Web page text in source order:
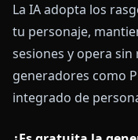
La IA adopta los
tu personaje,
sesiones y opera
generadores como
integrado de